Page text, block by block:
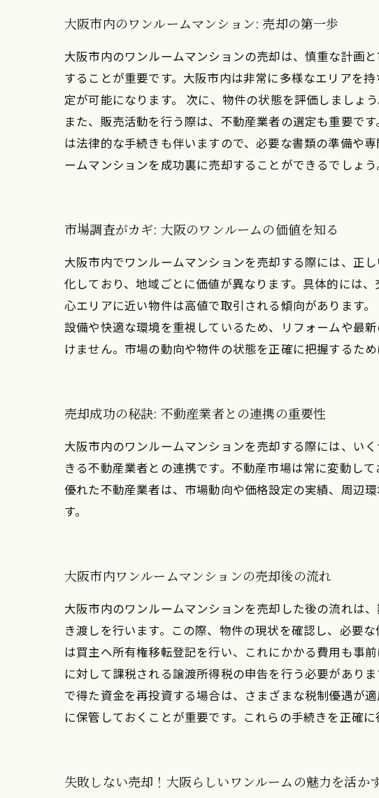
大阪市内のワンルームマンション: 売却の第一歩
大阪市内のワンルームマンションの売却は、慎重な計画
することが重要です。大阪市内は非常に多様なエリアを
定が可能になります。 次に、物件の状態を評価しましょ
また、販売活動を行う際は、不動産業者の選定も重要で
は法律的な手続きも伴いますので、必要な書類の準備や
ームマンションを成功裏に売却することができるでしょう
市場調査がカギ: 大阪のワンルームの価値を知る
大阪市内でワンルームマンションを売却する際には、正
化しており、地域ごとに価値が異なります。具体的には
心エリアに近い物件は高値で取引される傾向があります
設備や快適な環境を重視しているため、リフォームや最
けません。市場の動向や物件の状態を正確に把握するた
売却成功の秘訣: 不動産業者との連携の重要性
大阪市内のワンルームマンションを売却する際には、い
きる不動産業者との連携です。不動産市場は常に変動し
優れた不動産業者は、市場動向や価格設定の実績、周辺
す。
大阪市内ワンルームマンションの売却後の流れ
大阪市内のワンルームマンションを売却した後の流れは
き渡しを行います。この際、物件の現状を確認し、必要
は買主へ所有権移転登記を行い、これにかかる費用も事
に対して課税される譲渡所得税の申告を行う必要があり
で得た資金を再投資する場合は、さまざまな税制優遇が
に保管しておくことが重要です。これらの手続きを正確
失敗しない売却！大阪らしいワンルームの魅力を活か